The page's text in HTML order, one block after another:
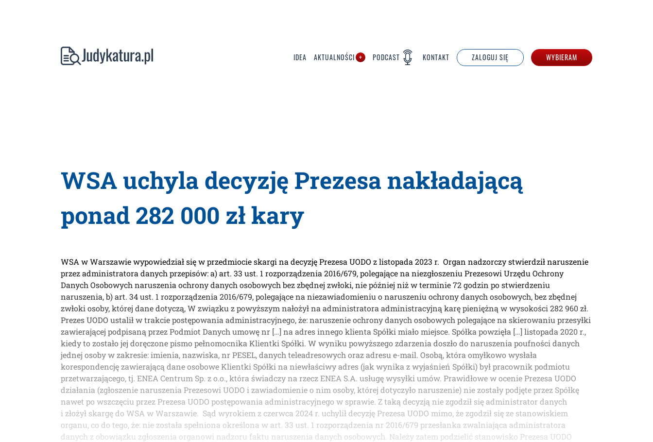
IDEA AKTUALNOŚCI PODCAST KONTAKT ZALOGUJ SIĘ WYBIERAM
WSA uchyla decyzję Prezesa nakładającą
ponad 282 000 zł kary
WSA w Warszawie wypowiedział się w przedmiocie skargi na decyzję Prezesa UODO z listopada 2023 r. Organ nadzorczy stwierdził naruszenie
przez administratora danych przepisów: a) art. 33 ust. 1 rozporządzenia 2016/679, polegające na niezgłoszeniu Prezesowi Urzędu Ochrony
Danych Osobowych naruszenia ochrony danych osobowych bez zbędnej zwłoki, nie później niż w terminie 72 godzin po stwierdzeniu
naruszenia, b) art. 34 ust. 1 rozporządzenia 2016/679, polegające na niezawiadomieniu o naruszeniu ochrony danych osobowych, bez zbędnej
zwłoki osoby, której dane dotyczą, W związku z powyższym nałożył na administratora administracyjną karę pieniężną w wysokości 282 960 zł.
Prezes UODO ustalił w trakcie postępowania administracyjnego, że: naruszenie ochrony danych osobowych polegające na skierowaniu przesyłki
zawierającej podpisaną przez Podmiot Danych umowę nr […] na adres innego klienta Spółki miało miejsce. Spółka powzięła […] listopada 2020 r.,
kiedy to zostało jej doręczone pismo pełnomocnika Klientki Spółki. W wyniku powyższego zdarzenia doszło do naruszenia poufności danych
jednej osoby w zakresie: imienia, nazwiska, nr PESEL, danych teleadresowych oraz adresu e-mail. Osobą, która omyłkowo wysłała
korespondencję zawierającą dane osobowe Klientki Spółki na niewłaściwy adres (jak wynika z wyjaśnień Spółki) był pracownik podmiotu
przetwarzającego, tj. ENEA Centrum Sp. z o.o., która świadczy na rzecz ENEA S.A. usługę wysyłki umów. Prawidłowe w ocenie Prezesa UODO
działania (zgłoszenie naruszenia Prezesowi UODO i zawiadomienie o nim osoby, której dotyczyło naruszenie) nie zostały podjęte przez Spółkę
nawet po wszczęciu przez Prezesa UODO postępowania administracyjnego w sprawie. Z taką decyzją nie zgodził się administrator danych
i złożył skargę do WSA w Warszawie. Sąd wyrokiem z czerwca 2024 r. uchylił decyzję Prezesa UODO mimo, że zgodził się ze stanowiskiem
organu, co do tego, że: nie została spełniona określona w art. 33 ust. 1 rozporządzenia nr 2016/679 przesłanka zwalniająca administratora
danych z obowiązku zgłoszenia organowi nadzoru faktu naruszenia danych osobowych. Należy zatem podzielić stanowisko Prezesa UODO